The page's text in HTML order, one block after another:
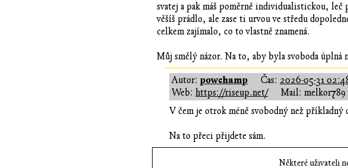
svatej a pak máš poměrně individualistickou,
věšíš prádlo, ale zase ti urvou ve středu
celkem zajímalo, co to vlastně znamená.
Můj smělý názor. Na to, aby byla svoboda
Autor:powchamp Čas: 2026-05-31
Web:https://riseup.net/
Mail: melkor789
V čem je otrok méně svobodný než
Na to přeci přijdete sám.
Některé uživateli